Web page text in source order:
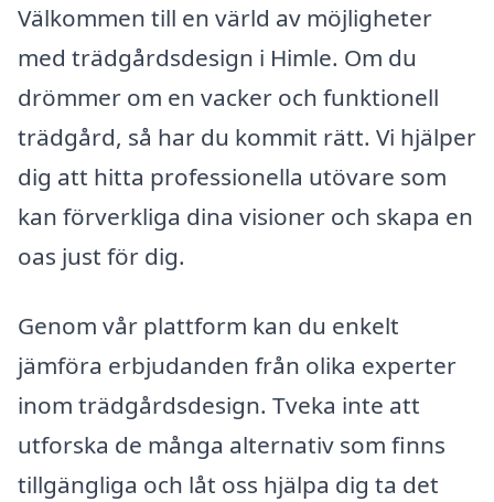
Välkommen till en värld av möjligheter
med trädgårdsdesign i Himle. Om du
drömmer om en vacker och funktionell
trädgård, så har du kommit rätt. Vi hjälper
dig att hitta professionella utövare som
kan förverkliga dina visioner och skapa en
oas just för dig.
Genom vår plattform kan du enkelt
jämföra erbjudanden från olika experter
inom trädgårdsdesign. Tveka inte att
utforska de många alternativ som finns
tillgängliga och låt oss hjälpa dig ta det